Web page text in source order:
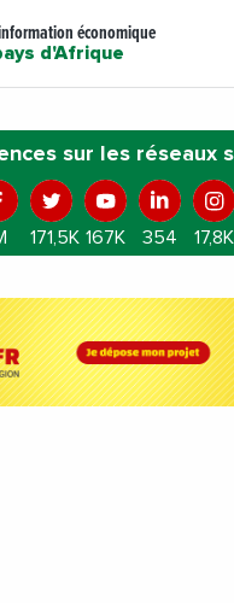
économique
d'Afrique
sur les réseaux
171,5K 167K 354 17,8K